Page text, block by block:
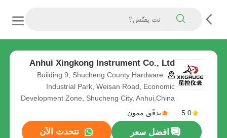
Anhui Xingkong Instrument Co., Ltd
Building 9, Shucheng County Hardware
Industrial Park, Weisan Road, Economic
Development Zone, Shucheng City, Anhui,China
5.0
يدقّق ممون
افضل سعر نتحدث الآن